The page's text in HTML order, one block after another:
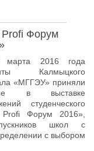
Profi Форум
марта 2016 года
Калмыцкого
«МГГЭУ» приняли
в выставке
студенческого
Profi Форум 2016»,
школ с
с выбором